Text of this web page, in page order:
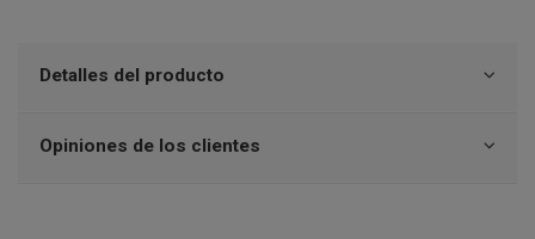
Detalles del producto
Opiniones de los clientes